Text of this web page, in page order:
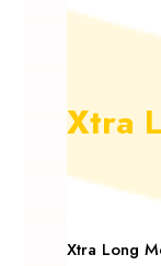
Xtra
Xtra Long